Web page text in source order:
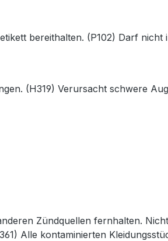
bereithalten. (P102) Darf
(H319) Verursacht schwere
Zündquellen fernhalten.
Alle kontaminierten